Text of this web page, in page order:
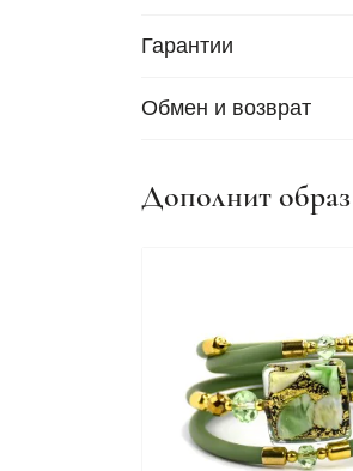
Гарантии
Обмен и возврат
Дополнит образ